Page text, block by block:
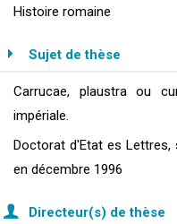
Histoire romaine
Sujet de thèse
Carrucae, plaustra ou
impériale.
Doctorat d'Etat es Lettres,
en décembre 1996
Directeur(s) de thèse